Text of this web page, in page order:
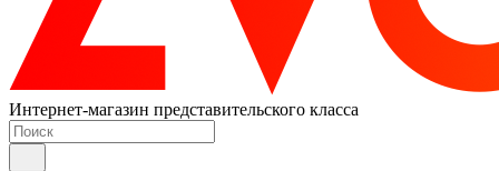
Интернет-магазин представительского класса